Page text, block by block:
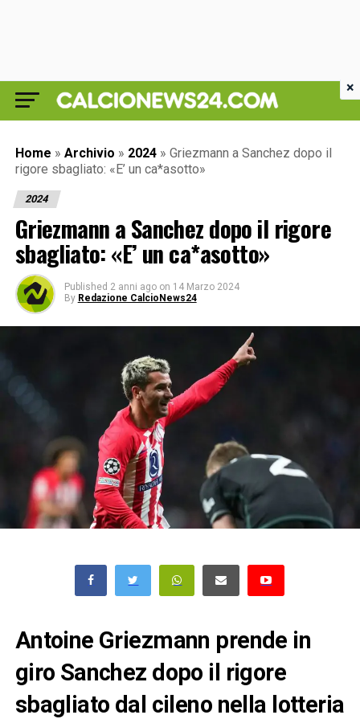
Home » Archivio » 2024 » Griezmann a Sanchez dopo il
rigore sbagliato: «E’ un ca*asotto»
2024
Griezmann a Sanchez dopo il rigore
sbagliato: «E’ un ca*asotto»
Published 2 anni ago on 14 Marzo 2024
By Redazione CalcioNews24
Antoine Griezmann prende in
giro Sanchez dopo il rigore
sbagliato dal cileno nella lotteria
×